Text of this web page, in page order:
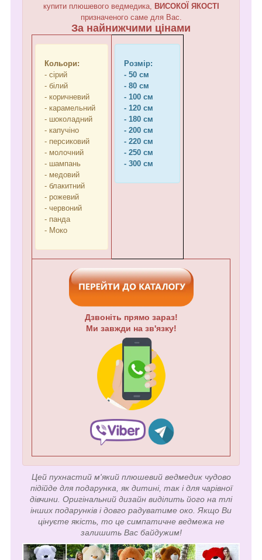
купити плюшевого ведмедика,
ВИСОКОЇ ЯКОСТІ
призначеного саме для Вас.
За найнижчими цінами
Кольори:
- сірий
- білий
- коричневий
- карамельний
- шоколадний
- капучіно
- персиковий
- молочний
- шампань
- медовий
- блакитний
- рожевий
- червоний
- панда
- Моко
Розмір:
- 50 см
- 80 см
- 100 см
- 120 см
- 180 см
- 200 см
- 220 см
- 250 см
- 300 см
Дзвоніть прямо зараз!
Ми завжди на зв'язку!
Цей пухнастий м'який плюшевий ведмедик чудово
підійде для подарунка, як дитині, так і для чарівної
дівчини. Оригінальний дизайн виділить його на тлі
інших подарунків і довго радуватиме око. Якщо Ви
цінуєте якість, то це симпатичне ведмежа не
залишить Вас байдужим!